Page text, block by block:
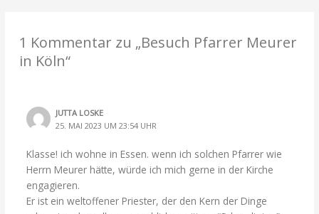
1 Kommentar zu „Besuch Pfarrer Meurer
in Köln“
JUTTA LOSKE
25. MAI 2023 UM 23:54 UHR
Klasse! ich wohne in Essen. wenn ich solchen Pfarrer wie
Herrn Meurer hätte, würde ich mich gerne in der Kirche
engagieren.
Er ist ein weltoffener Priester, der den Kern der Dinge